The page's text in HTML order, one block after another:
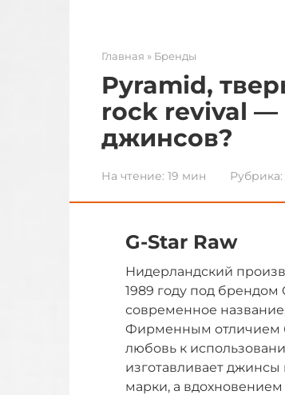
Главная » Бренды
Pyramid,
rock revival —
джинсов?
На чтение: 19 мин Рубрика:
G-Star Raw
Нидерландский
1989 году под брендом
современное
Фирменным отличием
любовь к
изготавливает
марки, а